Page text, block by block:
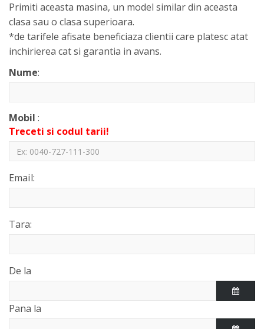
Primiti aceasta masina, un model similar din aceasta
clasa sau o clasa superioara.
*de tarifele afisate beneficiaza clientii care platesc atat
inchirierea cat si garantia in avans.
Nume:
Mobil :
Treceti si codul tarii!
Email:
Tara:
De la
Pana la